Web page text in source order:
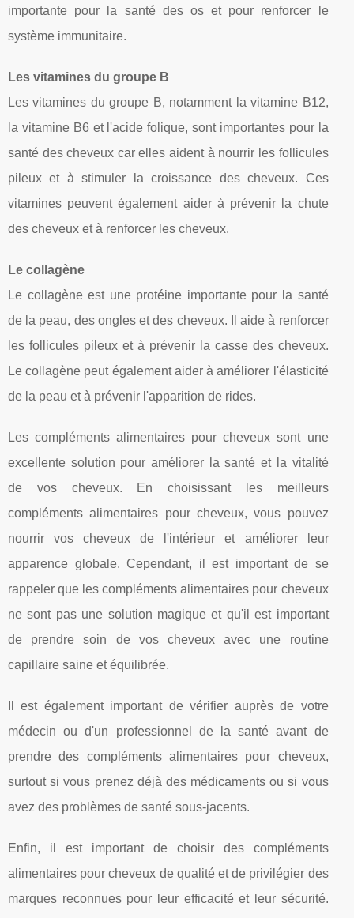
importante pour la santé des os et pour renforcer le
système immunitaire.
Les vitamines du groupe B
Les vitamines du groupe B, notamment la vitamine B12,
la vitamine B6 et l'acide folique, sont importantes pour la
santé des cheveux car elles aident à nourrir les follicules
pileux et à stimuler la croissance des cheveux. Ces
vitamines peuvent également aider à prévenir la chute
des cheveux et à renforcer les cheveux.
Le collagène
Le collagène est une protéine importante pour la santé
de la peau, des ongles et des cheveux. Il aide à renforcer
les follicules pileux et à prévenir la casse des cheveux.
Le collagène peut également aider à améliorer l'élasticité
de la peau et à prévenir l'apparition de rides.
Les compléments alimentaires pour cheveux sont une
excellente solution pour améliorer la santé et la vitalité
de vos cheveux. En choisissant les meilleurs
compléments alimentaires pour cheveux, vous pouvez
nourrir vos cheveux de l'intérieur et améliorer leur
apparence globale. Cependant, il est important de se
rappeler que les compléments alimentaires pour cheveux
ne sont pas une solution magique et qu'il est important
de prendre soin de vos cheveux avec une routine
capillaire saine et équilibrée.
Il est également important de vérifier auprès de votre
médecin ou d'un professionnel de la santé avant de
prendre des compléments alimentaires pour cheveux,
surtout si vous prenez déjà des médicaments ou si vous
avez des problèmes de santé sous-jacents.
Enfin, il est important de choisir des compléments
alimentaires pour cheveux de qualité et de privilégier des
marques reconnues pour leur efficacité et leur sécurité.